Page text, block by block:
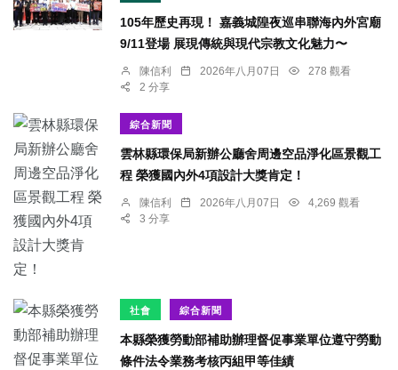
105年歷史再現！ 嘉義城隍夜巡串聯海內外宮廟
9/11登場 展現傳統與現代宗教文化魅力〜
陳信利 2026年八月07日
278 觀看
2 分享
綜合新聞
雲林縣環保局新辦公廳舍周邊空品淨化區景觀工
程 榮獲國內外4項設計大獎肯定！
陳信利 2026年八月07日
4,269 觀看
3 分享
社會 綜合新聞
本縣榮獲勞動部補助辦理督促事業單位遵守勞動
條件法令業務考核丙組甲等佳績